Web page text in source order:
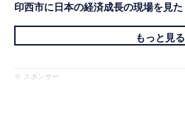
印西市に日本の経済成長の現場を見た
もっと見る
※ スポンサー